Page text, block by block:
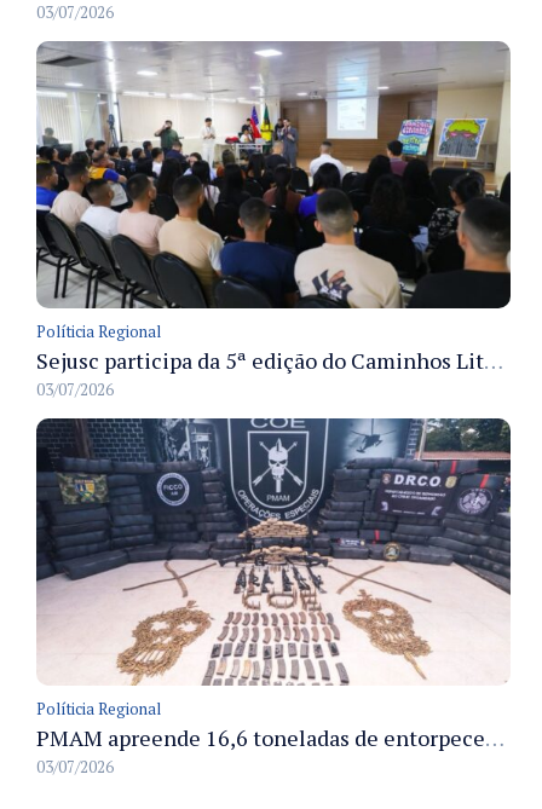
03/07/2026
Políticia Regional
Sejusc participa da 5ª edição do Caminhos Literários com foco na cultura hip-hop nas unidades socioeducativas
03/07/2026
Políticia Regional
PMAM apreende 16,6 toneladas de entorpecentes e registra aumento nas prisões em flagrante e nas capturas de foragidos no primeiro semestre de 2026
03/07/2026